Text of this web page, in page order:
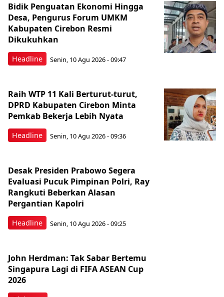
Headline
Bidik Penguatan Ekonomi Hingga
Desa, Pengurus Forum UMKM
Kabupaten Cirebon Resmi
Dikukuhkan
Senin, 10 Agu 2026 - 09:47
Headline
Raih WTP 11 Kali Berturut-turut,
DPRD Kabupaten Cirebon Minta
Pemkab Bekerja Lebih Nyata
Senin, 10 Agu 2026 - 09:36
Headline
Desak Presiden Prabowo Segera
Evaluasi Pucuk Pimpinan Polri, Ray
Rangkuti Beberkan Alasan
Pergantian Kapolri
Senin, 10 Agu 2026 - 09:25
John Herdman: Tak Sabar Bertemu
Singapura Lagi di FIFA ASEAN Cup
2026